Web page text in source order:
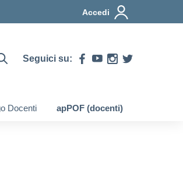
Accedi
Seguici su:
Docenti apPOF (docenti)